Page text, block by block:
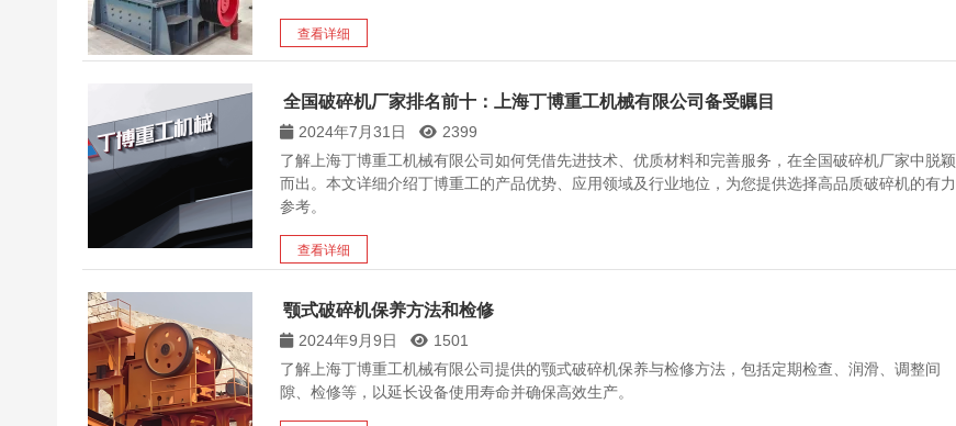
查看详细
全国破碎机厂家排名前十：上海丁博重工机械有限公司备受瞩目
2024年7月31日
2399
了解上海丁博重工机械有限公司如何凭借先进技术、优质材料和完善服务，在全国破碎机厂家中脱颖
而出。本文详细介绍丁博重工的产品优势、应用领域及行业地位，为您提供选择高品质破碎机的有力
参考。
查看详细
颚式破碎机保养方法和检修
2024年9月9日
1501
了解上海丁博重工机械有限公司提供的颚式破碎机保养与检修方法，包括定期检查、润滑、调整间
隙、检修等，以延长设备使用寿命并确保高效生产。